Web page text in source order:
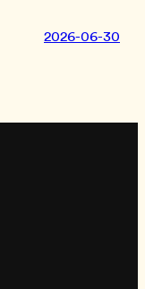
2026-06-30